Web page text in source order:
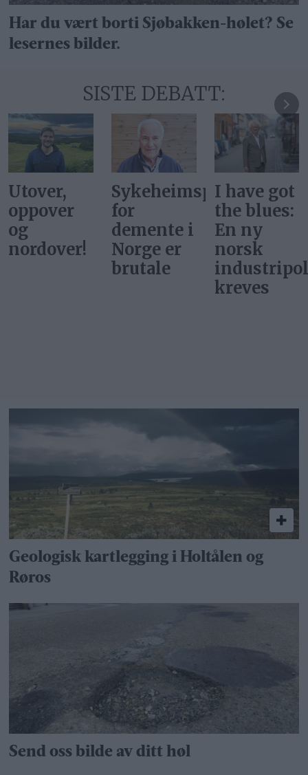
Har du vært borti Sjøbakken-hølet? Se
lesernes bilder.
SISTE DEBATT:
Sykeheimsprisene
for
demente i
Norge er
I have got
the blues:
En ny
norsk
industripolitikk
De hadde
ikke
på
Geologisk kartlegging i Holtålen og
Røros
Send oss bilde av ditt høl